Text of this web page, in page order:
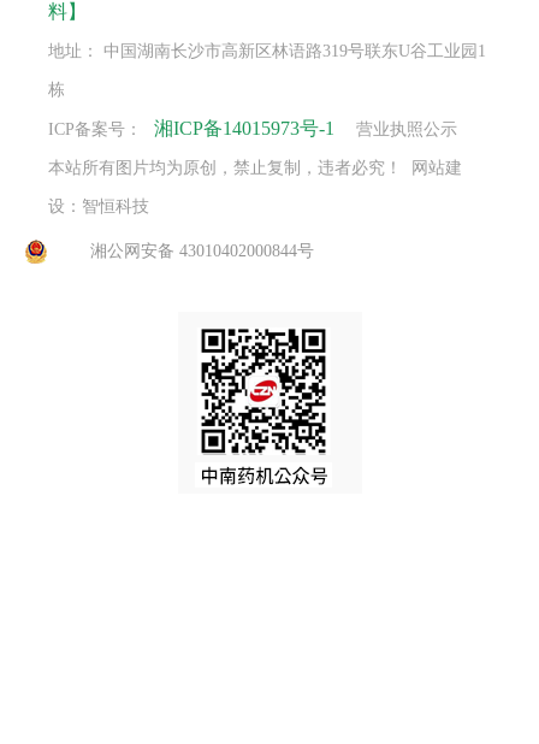
料】
地址： 中国湖南长沙市高新区林语路319号联东U谷工业园1
栋
ICP备案号： 湘ICP备14015973号-1 营业执照公示
本站所有图片均为原创，禁止复制，违者必究！ 网站建
设：智恒科技
湘公网安备 43010402000844号